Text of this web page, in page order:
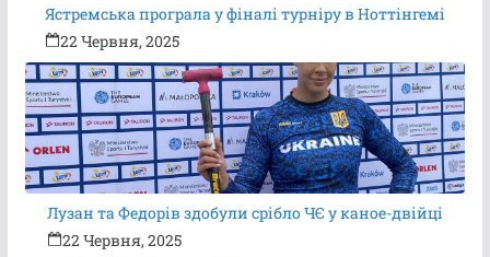
Ястремська програла у фіналі турніру в Ноттінгемі
22 Червня, 2025
Лузан та Федорів здобули срібло ЧЄ у каное-двійці
22 Червня, 2025